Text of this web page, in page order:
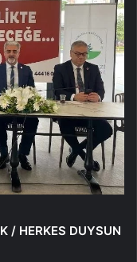
/ HERKES DUYSUN